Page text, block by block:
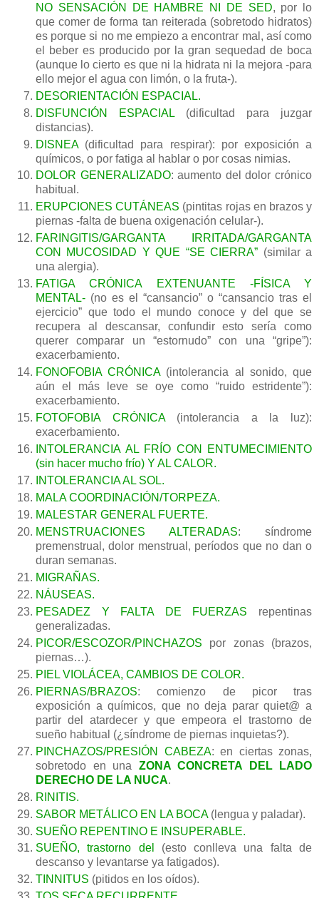
NO SENSACIÓN DE HAMBRE NI DE SED, por lo
que comer de forma tan reiterada (sobretodo hidratos)
es porque si no me empiezo a encontrar mal, así como
el beber es producido por la gran sequedad de boca
(aunque lo cierto es que ni la hidrata ni la mejora -para
ello mejor el agua con limón, o la fruta-).
DESORIENTACIÓN ESPACIAL.
DISFUNCIÓN ESPACIAL (dificultad para juzgar
distancias).
DISNEA(dificultad para respirar): por exposición a
químicos, o por fatiga al hablar o por cosas nimias.
DOLOR GENERALIZADO: aumento del dolor crónico
habitual.
ERUPCIONES CUTÁNEAS (pintitas rojas en brazos y
piernas -falta de buena oxigenación celular-).
FARINGITIS/GARGANTA IRRITADA/GARGANTA
CON MUCOSIDAD Y QUE “SE CIERRA” (similar a
una alergia).
FATIGA CRÓNICA EXTENUANTE -FÍSICA Y
MENTAL- (no es el “cansancio” o “cansancio tras el
ejercicio” que todo el mundo conoce y del que se
recupera al descansar, confundir esto sería como
querer comparar un “estornudo” con una “gripe”):
exacerbamiento.
FONOFOBIA CRÓNICA(intolerancia al sonido, que
aún el más leve se oye como “ruido estridente”):
exacerbamiento.
FOTOFOBIA CRÓNICA(intolerancia a la luz):
exacerbamiento.
INTOLERANCIA AL FRÍO CON ENTUMECIMIENTO
(sin hacer mucho frío) Y AL CALOR.
INTOLERANCIA AL SOL.
MALA COORDINACIÓN/TORPEZA.
MALESTAR GENERAL FUERTE.
MENSTRUACIONES ALTERADAS: síndrome
premenstrual, dolor menstrual, períodos que no dan o
duran semanas.
MIGRAÑAS.
NÁUSEAS.
PESADEZ Y FALTA DE FUERZAS repentinas
generalizadas.
PICOR/ESCOZOR/PINCHAZOS por zonas (brazos,
piernas…).
PIEL VIOLÁCEA, CAMBIOS DE COLOR.
PIERNAS/BRAZOS: comienzo de picor tras
exposición a químicos, que no deja parar quiet@ a
partir del atardecer y que empeora el trastorno de
sueño habitual (¿síndrome de piernas inquietas?).
PINCHAZOS/PRESIÓN CABEZA: en ciertas zonas,
sobretodo en una ZONA CONCRETA DEL LADO
DERECHO DE LA NUCA.
RINITIS.
SABOR METÁLICO EN LA BOCA(lengua y paladar).
SUEÑO REPENTINO E INSUPERABLE.
SUEÑO, trastorno del
(esto conlleva una falta de
descanso y levantarse ya fatigados).
TINNITUS (pitidos en los oídos).